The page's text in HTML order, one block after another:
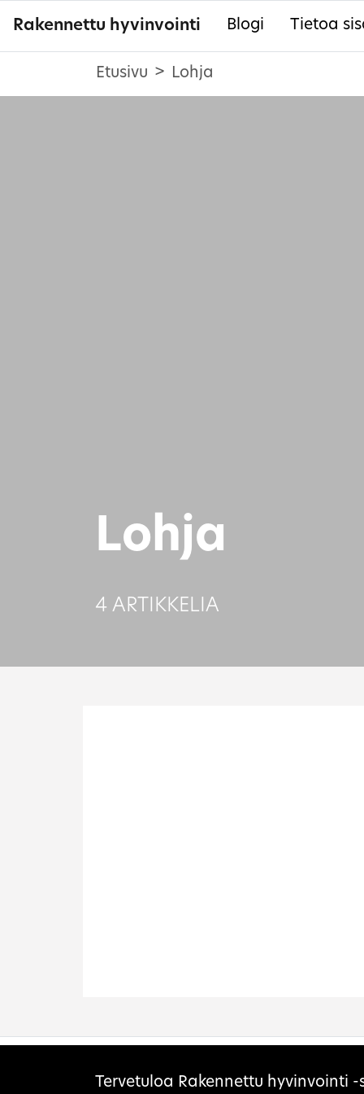
Rakennettu hyvinvointi Blogi Tietoa
Etusivu Lohja
Lohja
4 ARTIKKELIA
Sivuston evästeet
Tervetuloa Rakennettu hyvinvointi